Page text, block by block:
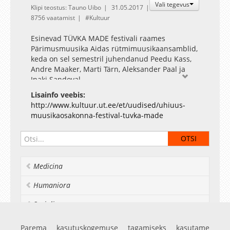
Vali tegevus
Klipi teostus: Tauno Uibo
31.05.2017
8756 vaatamist
Kultuur
Esinevad TÜVKA MADE festivali raames
Pärimusmuusika Aidas rütmimuusikaansamblid,
keda on sel semestril juhendanud Peedu Kass,
Andre Maaker, Marti Tärn, Aleksander Paal ja
Inaki Sandoval.
Lisainfo veebis:
http://www.kultuur.ut.ee/et/uudised/uhiuus-
muusikaosakonna-festival-tuvka-made
Medicina
Humaniora
Socialia
Realia et naturalia
Parema kasutuskogemuse tagamiseks kasutame